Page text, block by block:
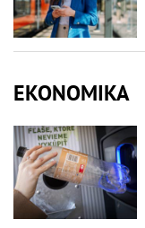
EKONOMIKA